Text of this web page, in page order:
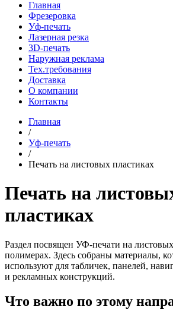
Главная
Фрезеровка
Уф-печать
Лазерная резка
3D-печать
Наружная реклама
Тех.требования
Доставка
О компании
Контакты
Главная
/
Уф-печать
/
Печать на листовых пластиках
Печать на
пластиках
Раздел посвящен УФ-печати на
полимерах. Здесь собраны материалы,
используют для табличек, панелей,
и рекламных конструкций.
Что важно по этому